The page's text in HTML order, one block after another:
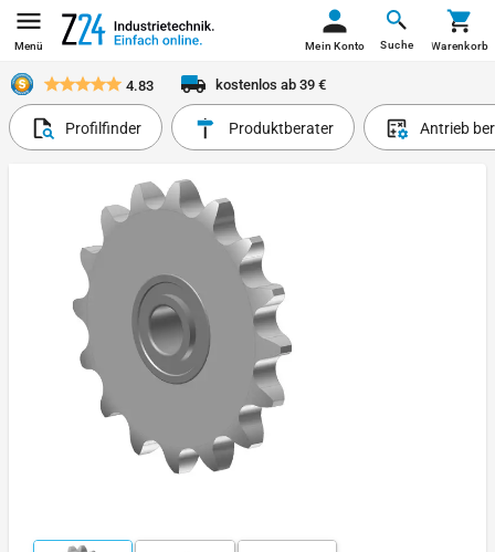
Menü Suche
Mein Konto Warenkorb
4.83 kostenlos ab 39 €
Profilfinder Produktberater Antrieb